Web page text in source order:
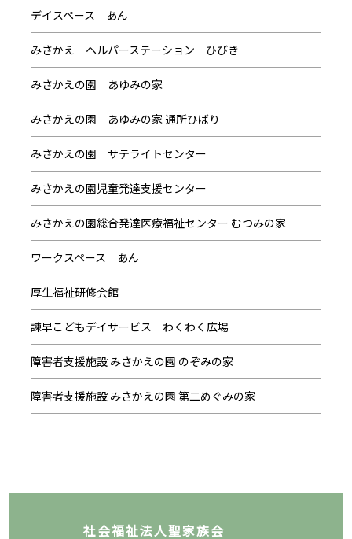
デイスペース あん
みさかえ ヘルパーステーション ひびき
みさかえの園 あゆみの家
みさかえの園 あゆみの家 通所ひばり
みさかえの園 サテライトセンター
みさかえの園児童発達支援センター
みさかえの園総合発達医療福祉センター むつみの家
ワークスペース あん
厚生福祉研修会館
諫早こどもデイサービス わくわく広場
障害者支援施設 みさかえの園 のぞみの家
障害者支援施設 みさかえの園 第二めぐみの家
社会福祉法人聖家族会